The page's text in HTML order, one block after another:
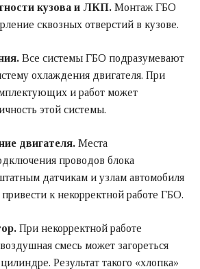
кузова и ЛКП. Монтаж ГБО
сквозных отверстий в кузове.
Все системы ГБО подразумевают
охлаждения двигателя. При
и работ может
этой системы.
двигателя. Места
проводов блока
датчикам и узлам автомобиля
к некорректной работе ГБО.
При некорректной работе
смесь может загореться
Результат такого «хлопка»